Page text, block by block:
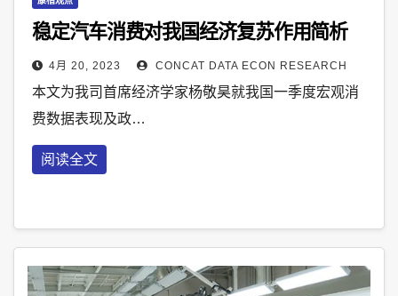
稳定汽车消费对我国经济复苏作用简析
4月 20, 2023 CONCAT DATA ECON RESEARCH
本文为我司首席经济学家杨敬昊就我国一季度宏观消
费数据表现及政…
阅读全文